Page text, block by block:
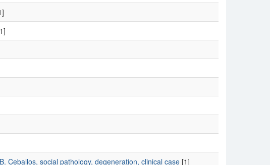
Ceballos, social pathology, degeneration, clinical case[1]